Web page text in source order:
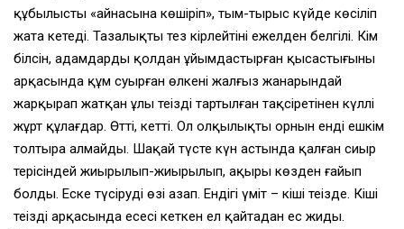
құбылысты «айнасына көшіріп», тым-тырыс күйде көсіліп
жата кетеді. Тазалықтың тез кірлейтіні ежелден белгілі. Кім
білсін, адамдардың қолдан ұйымдастырған қысастығының
арқасында құм суырған өлкенің жалғыз жанарындай
жарқырап жатқан ұлы теңіздің тартылған тақсіретінен күллі
жұрт құлағдар. Өтті, кетті. Ол олқылықтың орнын енді ешкім
толтыра алмайды. Шаңқай түсте күн астында қалған сиыр
терісіндей жиырылып-жиырылып, ақыры көзден ғайып
болды. Еске түсірудің өзі азап. Ендігі үміт – кіші теңізде. Кіші
теңіздің арқасында есесі кеткен ел қайтадан ес жиды.